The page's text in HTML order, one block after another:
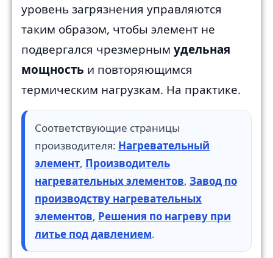
уровень загрязнения управляются
таким образом, чтобы элемент не
подвергался чрезмерным удельная
мощность и повторяющимся
термическим нагрузкам. На практике.
Соответствующие страницы
производителя: Нагревательный
элемент, Производитель
нагревательных элементов, Завод по
производству нагревательных
элементов, Решения по нагреву при
литье под давлением.